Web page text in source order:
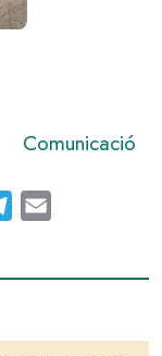
Comunicació
Telegram